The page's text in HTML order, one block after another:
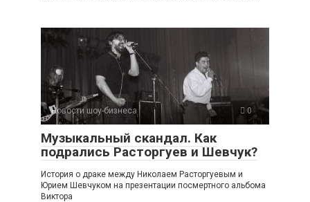
Новости шоу-бизнеса 0
Музыкальный скандал. Как
подрались Расторгуев и Шевчук?
История о драке между Николаем Расторгуевым и
Юрием Шевчуком на презентации посмертного альбома
Виктора